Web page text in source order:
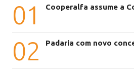
01 Cooperalfa assume a
02 Padaria com novo